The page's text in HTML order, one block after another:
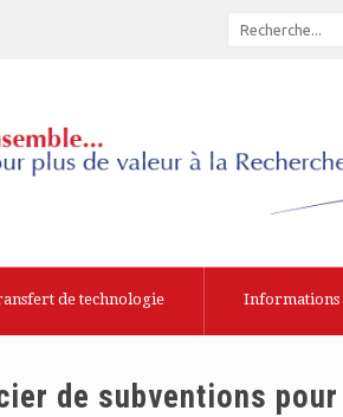
de technologie Informations
de subventions pour